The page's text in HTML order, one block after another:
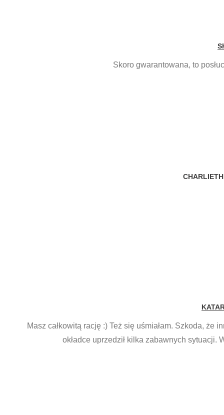
Skoro gwarantowana, to
Masz całkowitą rację :) Też się uśmiałam. Szkoda, że
okładce uprzedził kilka zabawnych sytuacji.